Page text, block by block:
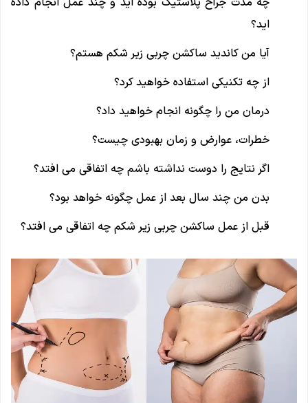
اید؟
آیا من کاندید ساکشن چربی زیر شکم هستم؟
از چه تکنیکی استفاده خواهید کرد؟
درمان من را چگونه انجام خواهید داد؟
خطرات، عوارض و زمان بهبودی چیست؟
اگر نتایج را دوست نداشته باشم چه اتفاقی می افتد؟
بدن من چند سال بعد از عمل چگونه خواهد بود؟
قبل از عمل ساکشن چربی زیر شکم چه اتفاقی می افتد؟